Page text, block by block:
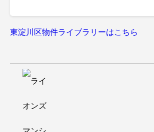
東淀川区物件ライブラリーはこちら